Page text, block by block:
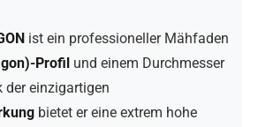
ist ein professioneller Mähfaden
Profil und einem Durchmesser
der einzigartigen
bietet er eine extrem hohe